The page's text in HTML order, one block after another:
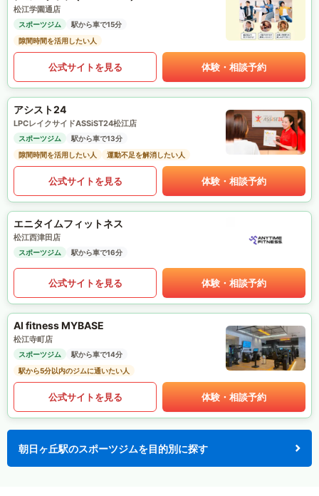
松江学園通店
スポーツジム
駅から車で15分
隙間時間を活用したい人
公式サイトを見る 体験・相談予約
アシスト24
LPCレイクサイドASSiST24松江店
スポーツジム
駅から車で13分
隙間時間を活用したい人
運動不足を解消したい人
公式サイトを見る 体験・相談予約
エニタイムフィットネス
松江西津田店
スポーツジム 駅から車で16分
公式サイトを見る 体験・相談予約
AI fitness MYBASE
松江寺町店
スポーツジム
駅から車で14分
駅から5分以内のジムに通いたい人
公式サイトを見る 体験・相談予約
朝日ヶ丘駅のスポーツジムを目的別に探す